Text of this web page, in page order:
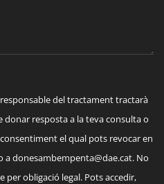
responsable del tractament tractarà
donar resposta a la teva consulta o
el qual pots revocar en
adonesambempenta@dae.cat. No
per obligació legal. Pots accedir,